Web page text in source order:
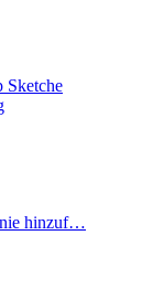
Sketche
hinzuf…